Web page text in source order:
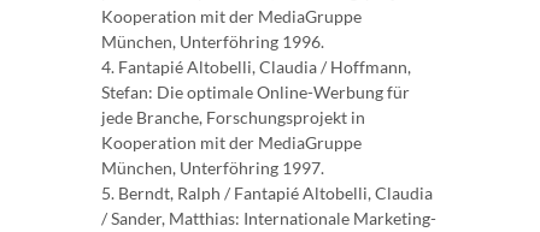
Kooperation mit der MediaGruppe
München, Unterföhring 1996.
4. Fantapié Altobelli, Claudia / Hoffmann,
Stefan: Die optimale Online-Werbung für
jede Branche, Forschungsprojekt in
Kooperation mit der MediaGruppe
München, Unterföhring 1997.
5. Berndt, Ralph / Fantapié Altobelli, Claudia
/ Sander, Matthias: Internationale Marketing-